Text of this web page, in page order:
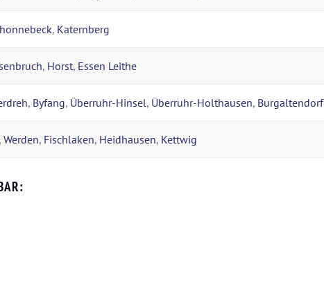
, Katernberg
, Horst, Essen Leithe
, Byfang, Überruhr-Hinsel, Überruhr-Holthausen, Burgaltendorf
Werden, Fischlaken, Heidhausen, Kettwig